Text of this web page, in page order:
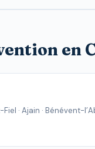
en
· Ajain · Bénévent-